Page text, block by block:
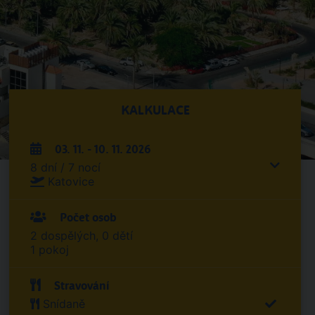
KALKULACE
03. 11. - 10. 11. 2026
8 dní / 7 nocí
Katovice
Počet osob
2 dospělých, 0 dětí
1 pokoj
Stravování
Snídaně